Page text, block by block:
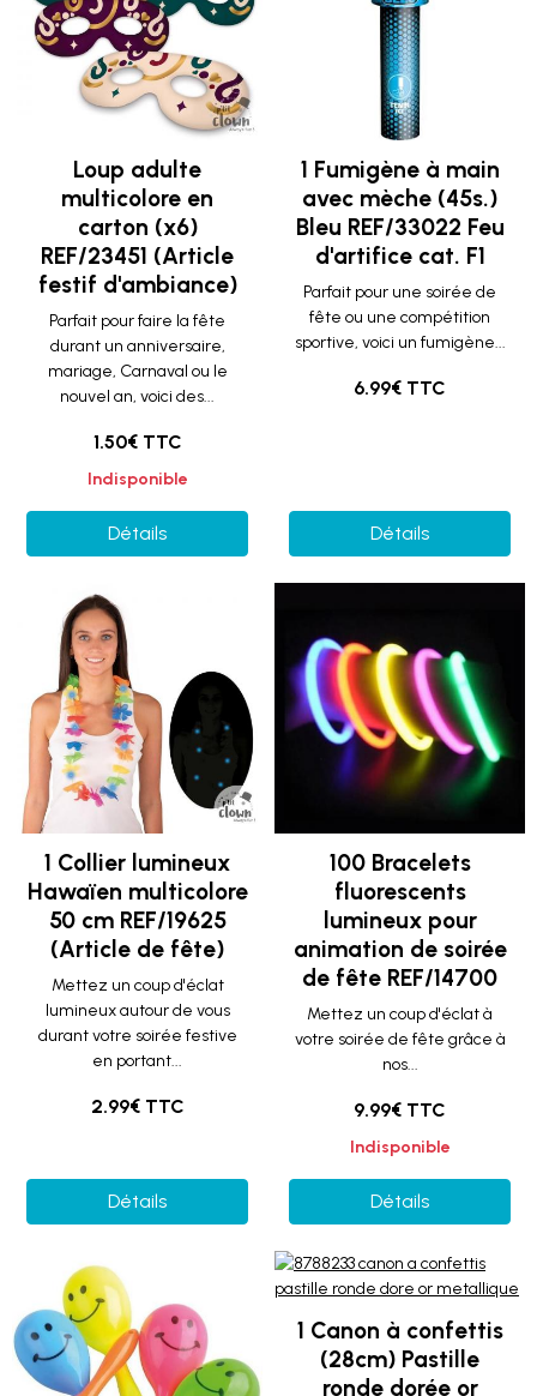
Loup adulte
multicolore en
carton (x6)
REF/23451 (Article
festif d'ambiance)
Parfait pour faire la fête
durant un anniversaire,
mariage, Carnaval ou le
nouvel an, voici des...
1.50€ TTC
Indisponible
Détails
1 Fumigène à main
avec mèche (45s.)
Bleu REF/33022 Feu
d'artifice cat. F1
Parfait pour une soirée de
fête ou une compétition
sportive, voici un fumigène...
6.99€ TTC
Détails
1 Collier lumineux
Hawaïen multicolore
50 cm REF/19625
(Article de fête)
Mettez un coup d'éclat
lumineux autour de vous
durant votre soirée festive
en portant...
2.99€ TTC
Détails
100 Bracelets
fluorescents
lumineux pour
animation de soirée
de fête REF/14700
Mettez un coup d'éclat à
votre soirée de fête grâce à
nos...
9.99€ TTC
Indisponible
Détails
1 Canon à confettis
(28cm) Pastille
ronde dorée or